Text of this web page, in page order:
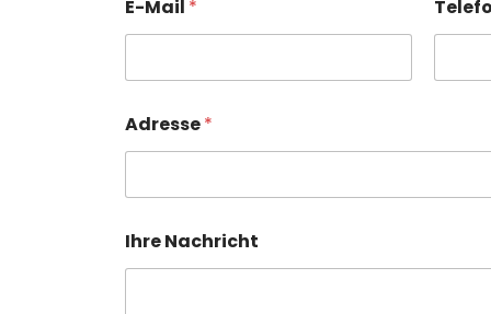
E-Mail *
Adresse*
Ihre Nachricht